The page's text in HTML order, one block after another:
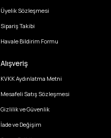
Üyelik Sözleşmesi
Sipariş Takibi
Havale Bildirim Formu
Alışveriş
KVKK Aydınlatma Metni
Mesafeli Satış Sözleşmesi
Gizlilik ve Güvenlik
İade ve Değişim